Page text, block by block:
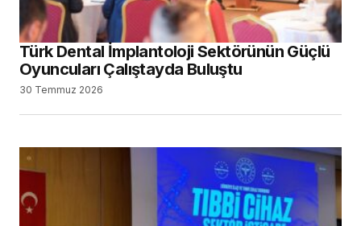
Türk Dental İmplantoloji Sektörünün Güçlü
Oyuncuları Çalıştayda Buluştu
30 Temmuz 2026